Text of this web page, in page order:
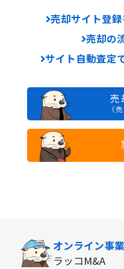
売却サイト登録
売却の
サイト自動査定
売
（
オンライン事
ラッコM&A